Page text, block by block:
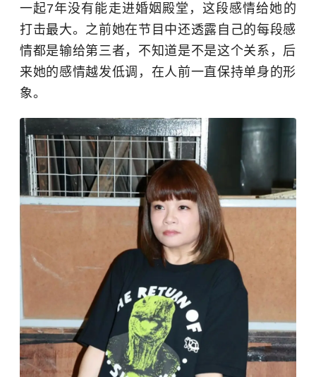
一起7年没有能走进婚姻殿堂，这段感情给她的
打击最大。之前她在节目中还透露自己的每段感
情都是输给第三者，不知道是不是这个关系，后
来她的感情越发低调，在人前一直保持单身的形
象。